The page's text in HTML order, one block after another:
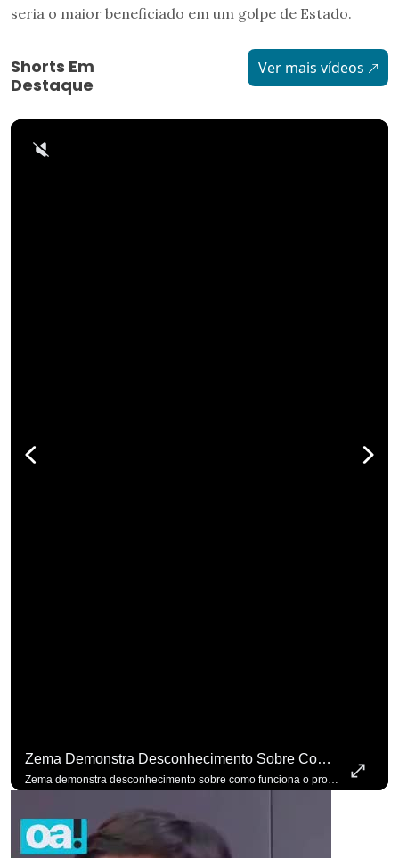
seria o maior beneficiado em um golpe de Estado.
Shorts Em
Destaque
Ver mais vídeos
Zema Demonstra Desconhecimento Sobre Como Funciona O Processo De Mudança Das Leis. #OAntagonista